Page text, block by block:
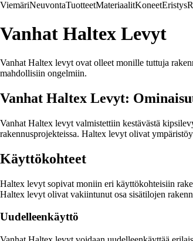
ViemäriNeuvontaTuotteetMateriaalitKoneetEristys
Vanhat Haltex Levyt
Vanhat Haltex levyt ovat olleet monille tuttuja
mahdollisiin ongelmiin.
Vanhat Haltex Levyt:
Vanhat Haltex levyt valmistettiin kestävästä
rakennusprojekteissa. Haltex levyt olivat
Käyttökohteet
Haltex levyt sopivat moniin eri käyttökohteisiin
Haltex levyt olivat vakiintunut osa sisätilojen
Uudelleenkäyttö